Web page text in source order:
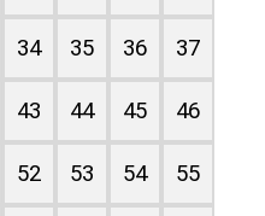
34 35 36 37
43 44 45 46
52 53 54 55